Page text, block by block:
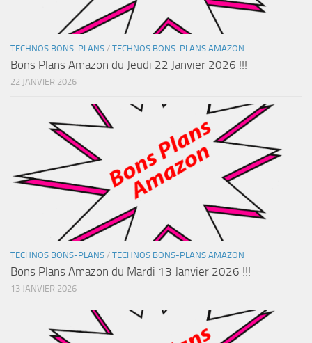
TECHNOS BONS-PLANS / TECHNOS BONS-PLANS AMAZON
Bons Plans Amazon du Jeudi 22 Janvier 2026 !!!
22 JANVIER 2026
TECHNOS BONS-PLANS / TECHNOS BONS-PLANS AMAZON
Bons Plans Amazon du Mardi 13 Janvier 2026 !!!
13 JANVIER 2026